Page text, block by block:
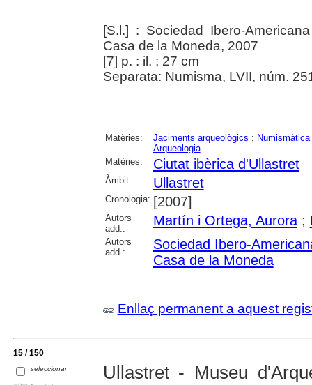
[S.l.] : Sociedad Ibero-
Casa de la Moneda, 2007
[7] p. : il. ; 27 cm
Separata: Numisma, LVII, núm.
Matèries: Jaciments arqueològics ; Numismàtica
Arqueologia
Matèries:
Ciutat ibèrica d'Ullastret
Àmbit: Ullastret
Cronologia: [2007]
Autors
add.:
Martín i Ortega, Aurora;
Autors
add.:
Sociedad Ibero-
Casa de la Moneda
Enllaç permanent a aquest
15 / 150
seleccionar
Ullastret - Museu